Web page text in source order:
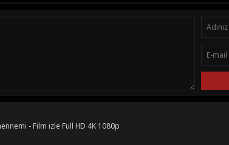
- Film izle Full HD 4K 1080p